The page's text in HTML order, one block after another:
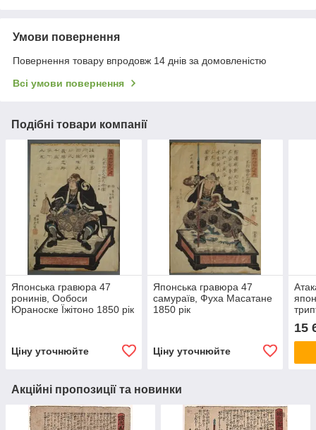
Умови повернення
Повернення товару впродовж 14 днів за домовленістю
Всі умови повернення
Подібні товари компанії
Японська гравюра 47
ронинів, Ообоси
Юраноске Їжітоно 1850 рік
Ціну уточнюйте
Японська гравюра 47
самураїв, Фуха Масатане
1850 рік
Ціну уточнюйте
15
Акційні пропозиції та новинки